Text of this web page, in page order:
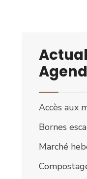
Accès aux
Bornes
Marché